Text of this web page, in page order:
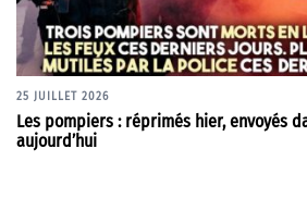
25 JUILLET 2026
Les pompiers : réprimés hier, envoyés
aujourd’hui